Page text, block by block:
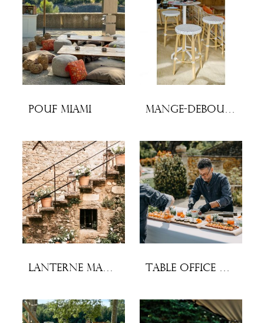
Pouf Miami Mange-debout Bianca
Lanterne Manon Table office traiteur 183 x 76 cm à napper